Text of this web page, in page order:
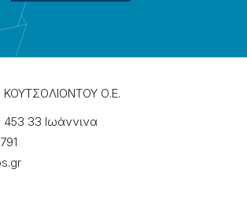
ΚΟΥΤΣΟΛΙΟΝΤΟΥ Ο.Ε.
33 Ιωάννɩνα